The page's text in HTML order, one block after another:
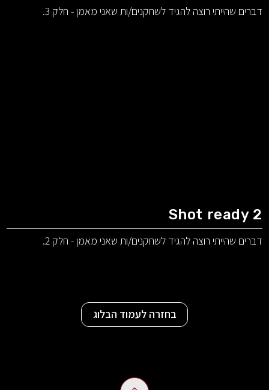
דברים שהייתי רוצה להגיד לשחקנים/ות שאני מאמן - חלק 3.
Shot ready 2
דברים שהייתי רוצה להגיד לשחקנים/ות שאני מאמן - חלק 2.
בחזרה לעמוד הבלוג